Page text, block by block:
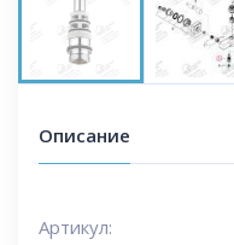
Описание
Артикул: